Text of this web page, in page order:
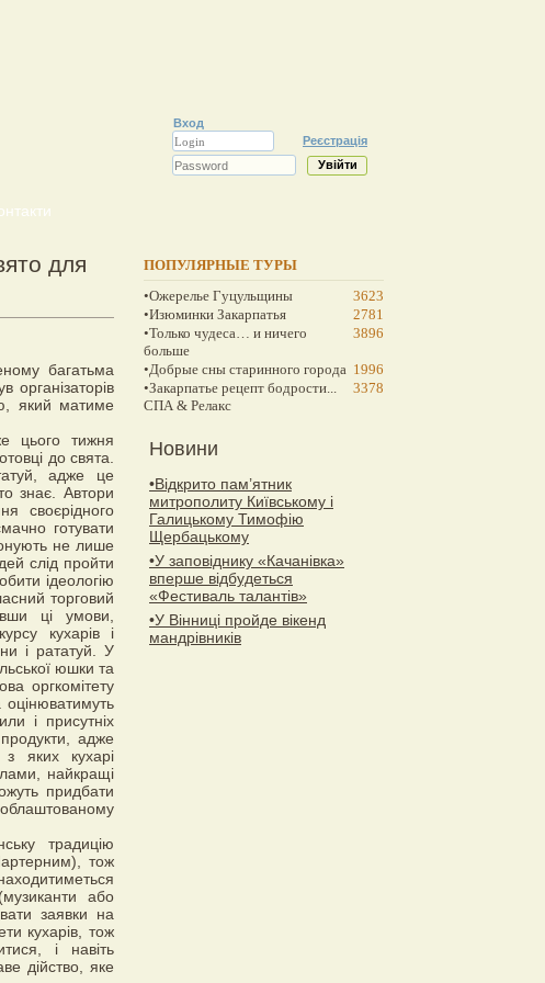
Вход
Реєстрація
для
багатьма
організаторів
який матиме
цього тижня
до свята.
адже це
знає. Автори
своєрідного
готувати
не лише
слід пройти
ідеологію
торговий
ці умови,
кухарів і
і рататуй. У
юшки та
оргкомітету
оцінюватимуть
і присутніх
адже
з яких кухарі
найкращі
придбати
облаштованому
традицію
тож
або
заявки на
кухарів, тож
і навіть
дійство, яке
ПОПУЛЯРНЫЕ ТУРЫ
•Ожерелье Гуцульщины
3623
•Изюминки Закарпатья
2781
•Только чудеса… и ничего
больше
3896
•Добрые сны старинного города 1996
•Закарпатье рецепт бодрости...
СПА & Релакс
3378
Новини
•Відкрито пам’ятник
митрополиту Київському і
Галицькому Тимофію
Щербацькому
•У заповіднику «Качанівка»
вперше відбудеться
«Фестиваль талантів»
•У Вінниці пройде вікенд
мандрівників